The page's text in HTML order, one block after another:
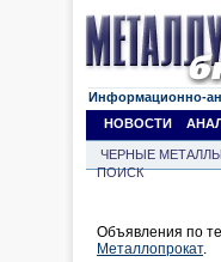
Информационно-
НОВОСТИ
ЧЕРНЫЕ МЕТАЛЛЫ
ПОИСК
Объявления по
Металлопрокат.